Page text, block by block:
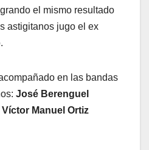
el mismo resultado
astigitanos jugo el ex
.
en las bandas
José Berenguel
Víctor Manuel Ortiz